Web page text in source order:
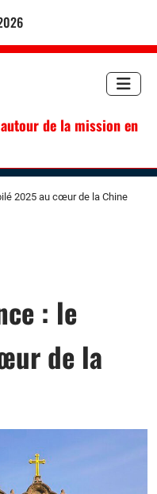
de la mission en
2025 au cœur de la Chine
: le
de la